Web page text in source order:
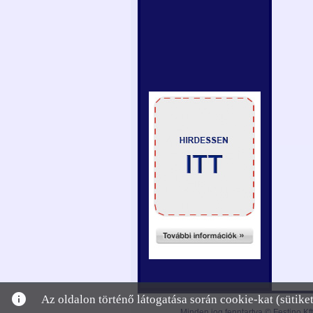
info
Az oldalon történő látogatása során cookie-kat